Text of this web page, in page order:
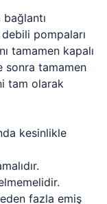
pompaları
tamamen kapalı
sonra tamamen
tam olarak
kesinlikle
fazla emiş